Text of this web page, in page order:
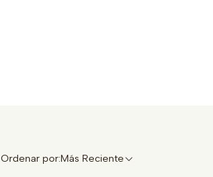
Ordenar por:Más Reciente